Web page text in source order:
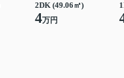
2DK (49.06㎡)
4万円